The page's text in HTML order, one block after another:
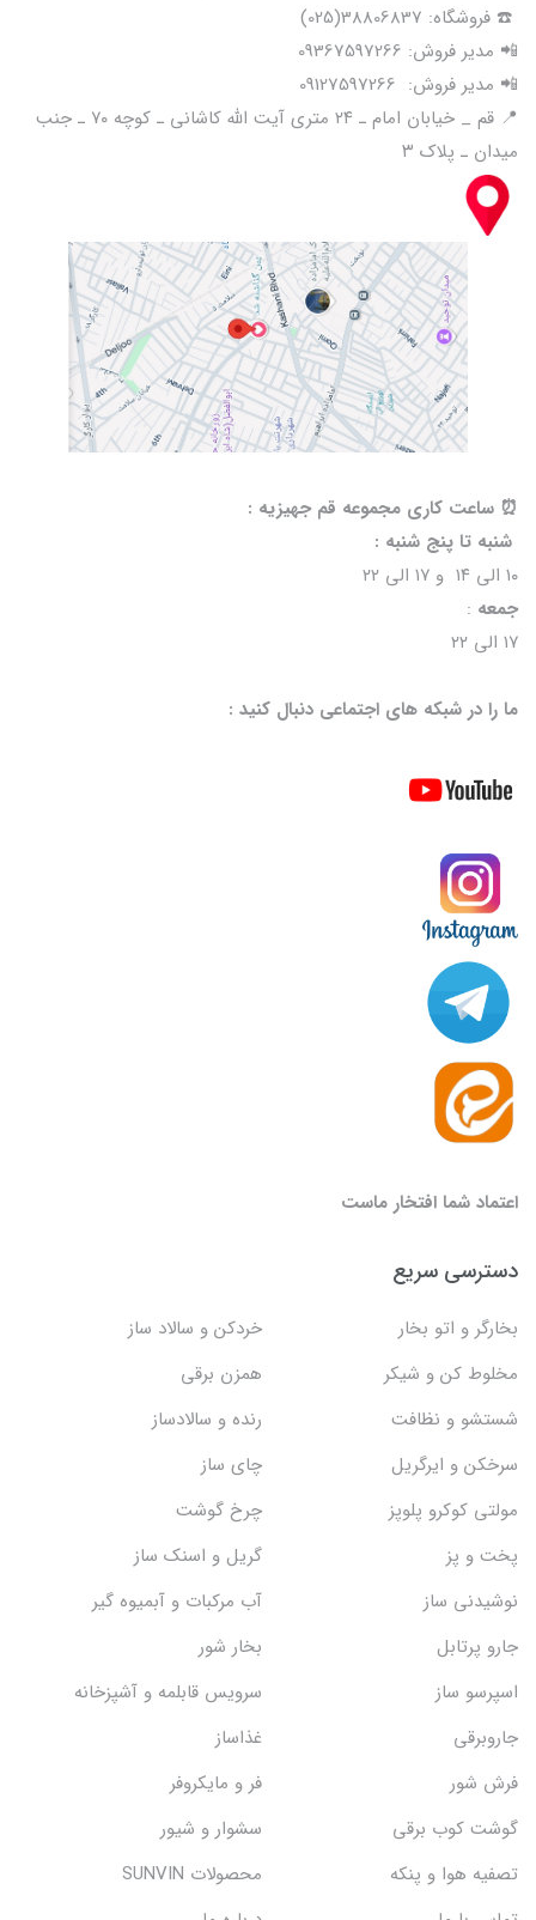
☎️ فروشگاه: 38806837(025)
📲 مدیر فروش: 09367597266
📲 مدیر فروش: 09127597266
📍 قم _ خیابان امام ـ ۲۴ متری آیت الله کاشانی ـ کوچه ۷۰ ـ جنب
میدان ـ پلاک ۳
⏰️ ساعت کاری مجموعه قم جهیزیه :
شنبه تا پنج شنبه :
۱۰ الی ۱۴ و ۱۷ الی ۲۲
جمعه :
۱۷ الی ۲۲
ما را در شبکه های اجتماعی دنبال کنید :
اعتماد شما افتخار ماست
دسترسی سریع
بخارگر و اتو بخار
خردکن و سالاد ساز
مخلوط کن و شیکر
همزن برقی
شستشو و نظافت
رنده و سالادساز
سرخکن و ایرگریل
چای ساز
مولتی کوکرو پلوپز
چرخ گوشت
پخت و پز
گریل و اسنک‌ ساز
نوشیدنی ساز
آب مرکبات و آبمیوه گیر
جارو پرتابل
بخار شور
اسپرسو ساز
سرویس قابلمه و آشپزخانه
جاروبرقی
غذاساز
فرش شور
فر و مایکروفر
گوشت کوب برقی
سشوار و شیور
تصفیه هوا و پنکه
محصولات SUNVIN